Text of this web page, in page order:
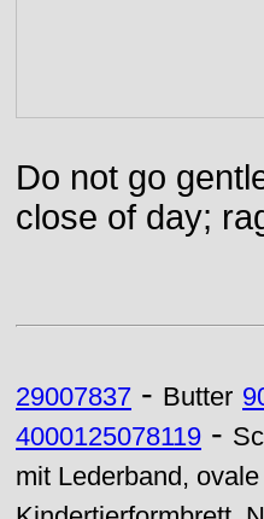
Do not go
close of day;
29007837 - Butter
4000125078119 -
mit Lederband,